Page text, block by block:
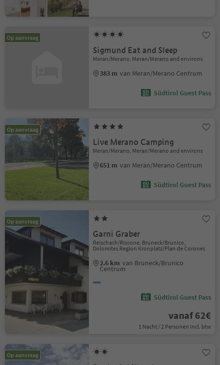
Op aanvraag
Sigmund Eat and Sleep
Meran/Merano, Meran/Merano and environs
383 m van Meran/Merano Centrum
Südtirol Guest Pass
Op aanvraag
Live Merano Camping
Meran/Merano, Meran/Merano and environs
651 m van Meran/Merano Centrum
Südtirol Guest Pass
Op aanvraag
Garni Graber
Reischach/Riscone, Bruneck/Brunico,
Dolomites Region Kronplatz/Plan de Corones
2.6 km van Bruneck/Brunico
Centrum
Südtirol Guest Pass
vanaf 62€
1 Nacht / 2 Personen Incl. btw
Op aanvraag